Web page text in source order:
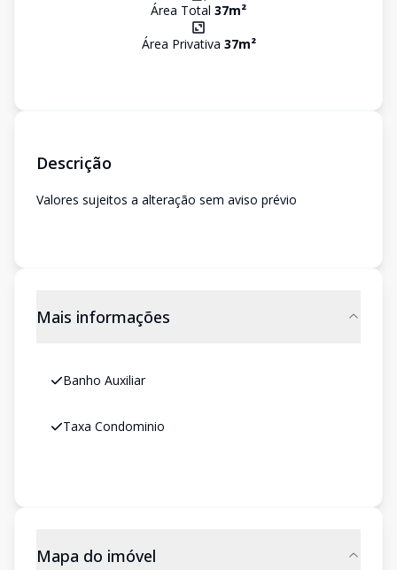
Área Total 37m²
Área Privativa 37m²
Descrição
Valores sujeitos a alteração sem aviso prévio
Mais informações
Banho Auxiliar
Taxa Condominio
Mapa do imóvel